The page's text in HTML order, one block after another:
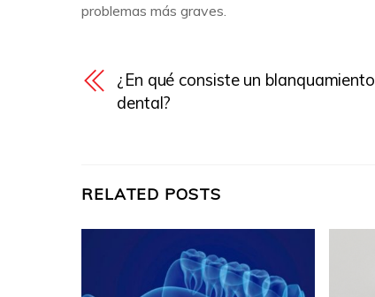
problemas más graves.
¿En qué consiste un blanquamiento
dental?
RELATED POSTS